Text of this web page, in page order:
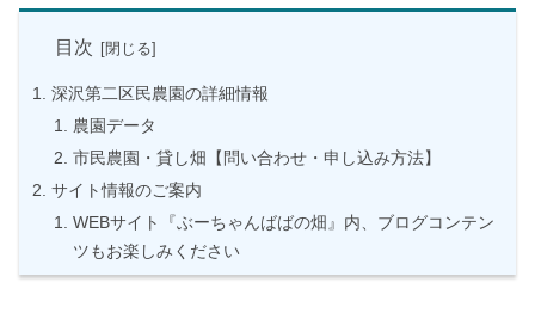
目次
深沢第二区民農園の詳細情報
農園データ
市民農園・貸し畑【問い合わせ・申し込み方法】
サイト情報のご案内
WEBサイト『ぶーちゃんばばの畑』内、ブログコンテン
ツもお楽しみください